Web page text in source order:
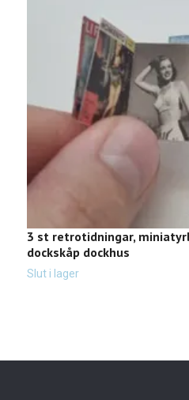
3 st retrotidningar,
dockskåp dockhus
Slut i lager